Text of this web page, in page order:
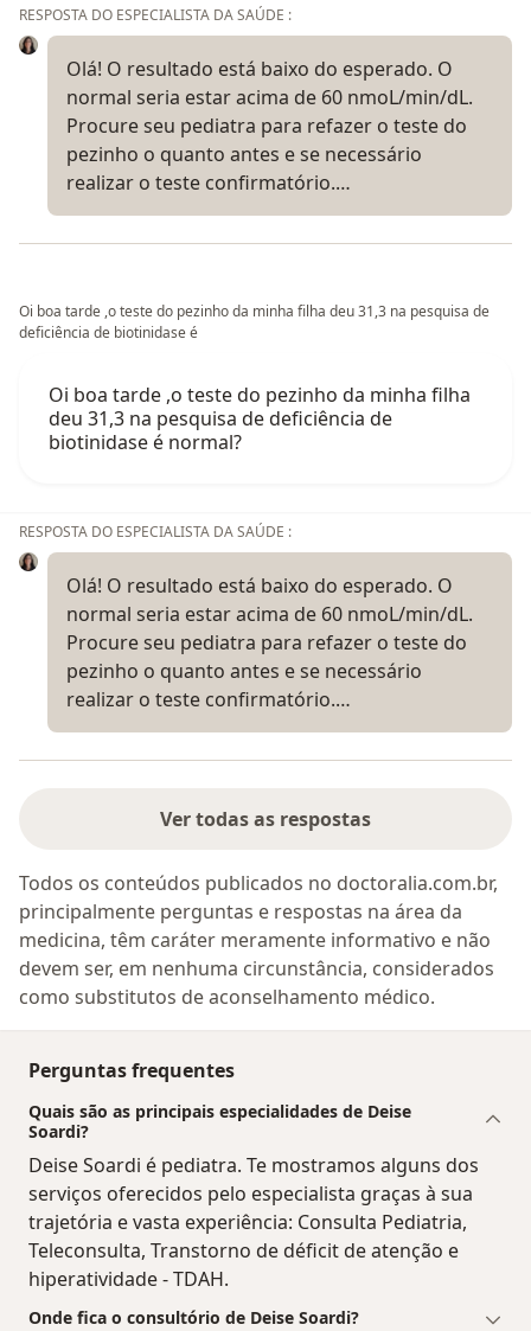
RESPOSTA DO ESPECIALISTA DA SAÚDE :
Olá! O resultado está baixo do esperado. O
normal seria estar acima de 60 nmoL/min/dL.
Procure seu pediatra para refazer o teste do
pezinho o quanto antes e se necessário
realizar o teste confirmatório.…
Oi boa tarde ,o teste do pezinho da minha filha deu 31,3 na pesquisa de
deficiência de biotinidase é
Oi boa tarde ,o teste do pezinho da minha filha
deu 31,3 na pesquisa de deficiência de
biotinidase é normal?
RESPOSTA DO ESPECIALISTA DA SAÚDE :
Olá! O resultado está baixo do esperado. O
normal seria estar acima de 60 nmoL/min/dL.
Procure seu pediatra para refazer o teste do
pezinho o quanto antes e se necessário
realizar o teste confirmatório.…
Ver todas as respostas
Todos os conteúdos publicados no doctoralia.com.br,
principalmente perguntas e respostas na área da
medicina, têm caráter meramente informativo e não
devem ser, em nenhuma circunstância, considerados
como substitutos de aconselhamento médico.
Perguntas frequentes
Quais são as principais especialidades de Deise
Soardi?
Deise Soardi é pediatra. Te mostramos alguns dos
serviços oferecidos pelo especialista graças à sua
trajetória e vasta experiência: Consulta Pediatria,
Teleconsulta, Transtorno de déficit de atenção e
hiperatividade - TDAH.
Onde fica o consultório de Deise Soardi?